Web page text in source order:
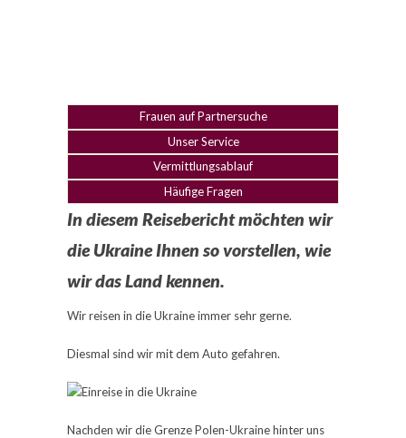
Frauen auf Partnersuche
Unser Service
Vermittlungsablauf
Häufige Fragen
In diesem Reisebericht möchten wir
die Ukraine Ihnen so vorstellen, wie
wir das Land kennen.
Wir reisen in die Ukraine immer sehr gerne.
Diesmal sind wir mit dem Auto gefahren.
Nachden wir die Grenze Polen-Ukraine hinter uns